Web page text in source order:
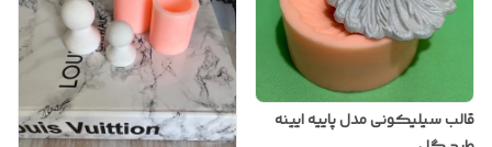
قالب سیلیکونی مدل پاییه ایینه